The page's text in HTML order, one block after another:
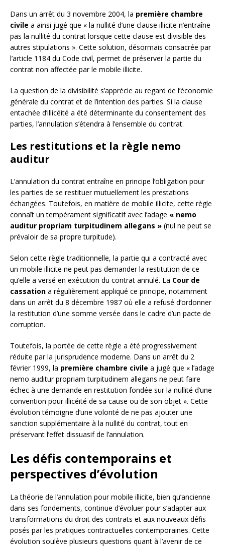
Dans un arrêt du 3 novembre 2004, la première chambre
civile a ainsi jugé que « la nullité d’une clause illicite n’entraîne
pas la nullité du contrat lorsque cette clause est divisible des
autres stipulations ». Cette solution, désormais consacrée par
l’article 1184 du Code civil, permet de préserver la partie du
contrat non affectée par le mobile illicite.
La question de la divisibilité s’apprécie au regard de l’économie
générale du contrat et de l’intention des parties. Si la clause
entachée d’illicéité a été déterminante du consentement des
parties, l’annulation s’étendra à l’ensemble du contrat.
Les restitutions et la règle nemo
auditur
L’annulation du contrat entraîne en principe l’obligation pour
les parties de se restituer mutuellement les prestations
échangées. Toutefois, en matière de mobile illicite, cette règle
connaît un tempérament significatif avec l’adage « nemo
auditur propriam turpitudinem allegans » (nul ne peut se
prévaloir de sa propre turpitude).
Selon cette règle traditionnelle, la partie qui a contracté avec
un mobile illicite ne peut pas demander la restitution de ce
qu’elle a versé en exécution du contrat annulé. La Cour de
cassation a régulièrement appliqué ce principe, notamment
dans un arrêt du 8 décembre 1987 où elle a refusé d’ordonner
la restitution d’une somme versée dans le cadre d’un pacte de
corruption.
Toutefois, la portée de cette règle a été progressivement
réduite par la jurisprudence moderne. Dans un arrêt du 2
février 1999, la première chambre civile a jugé que « l’adage
nemo auditur propriam turpitudinem allegans ne peut faire
échec à une demande en restitution fondée sur la nullité d’une
convention pour illicéité de sa cause ou de son objet ». Cette
évolution témoigne d’une volonté de ne pas ajouter une
sanction supplémentaire à la nullité du contrat, tout en
préservant l’effet dissuasif de l’annulation.
Les défis contemporains et
perspectives d’évolution
La théorie de l’annulation pour mobile illicite, bien qu’ancienne
dans ses fondements, continue d’évoluer pour s’adapter aux
transformations du droit des contrats et aux nouveaux défis
posés par les pratiques contractuelles contemporaines. Cette
évolution soulève plusieurs questions quant à l’avenir de ce